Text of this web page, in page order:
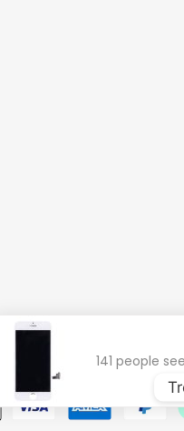
141 people